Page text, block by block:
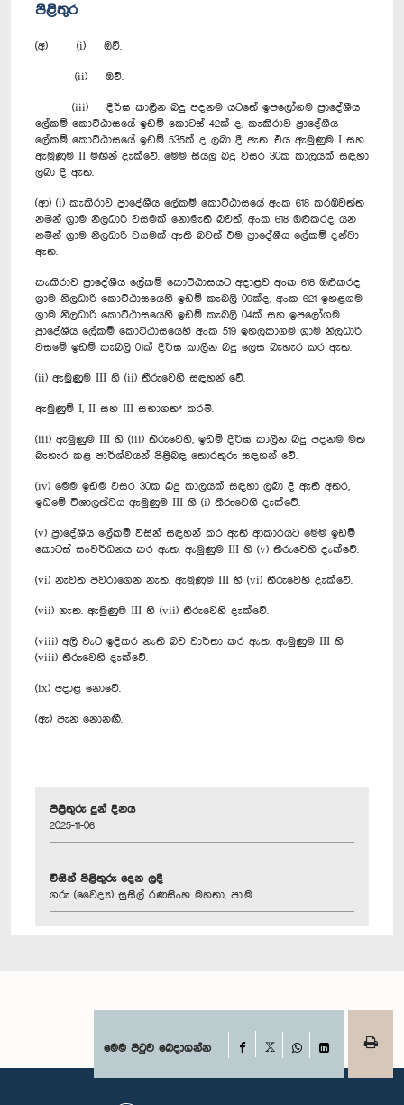
පිළිතුර
(අ) (i) ඔව්.
(ii) ඔව්.
(iii) දීර්ඝ කාලීන බදු පදනම යටතේ ඉපලෝගම ප්‍රාදේශීය
ලේකම් කොට්ඨාසයේ ඉඩම් කොටස් 42ක් ද, කැකිරාව ප්‍රාදේශීය
ලේකම් කොට්ඨාසයේ ඉඩම් 535ක් ද ලබා දී ඇත. එය ඇමුණුම I සහ
ඇමුණුම II මඟින් දැක්වේ. මෙම සියලු බදු වසර 30ක කාලයක් සඳහා
ලබා දී ඇත.
(ආ) (i) කැකිරාව ප්‍රාදේශීය ලේකම් කොට්ඨාසයේ අංක 618 කරඹවත්ත
නමින් ග්‍රාම නිලධාරි වසමක් නොමැති බවත්, අංක 618 ඔළුකරද යන
නමින් ග්‍රාම නිලධාරි ‍වසමක් ඇති බවත් එම ප්‍රාදේශීය ලේකම් දන්වා
ඇත.
කැකිරාව ප්‍රාදේශීය ලේකම් කොට්ඨාසයට අදාළව අංක 618 ඔළුකරද
ග්‍රාම නිලධාරි කොට්ඨාසයෙහි ඉඩම් කැබලි 09ක්ද, අංක 621 ඉහළගම
ග්‍රාම නිලධාරි කොට්ඨාසයෙහි ඉඩම් කැබලි 04ක් සහ ඉපලෝගම
ප්‍රාදේශීය ලේකම් කොට්ඨාසයෙහි අංක 519 ඉහලකාගම ග්‍රාම නිලධාරි
වසමේ ඉඩම් කැබලි 01ක් දීර්ඝ කාලීන බදු ලෙස බැහැර කර ඇත.
(ii) ඇමුණුම III හි (ii) තීරුවෙහි සඳහන් වේ.
ඇමුණුම් I, II සහ III සභාගත* කරමි.
(iii) ඇමුණුම III හි (iii) තීරුවෙහි, ඉඩම් දීර්ඝ කාලීන බදු පදනම මත
බැහැර කළ පාර්ශ්වයන් පිළිබඳ තොරතුරු සඳහන් වේ.
(iv) මෙම ඉඩම වසර 30ක බදු කාලයක් සඳහා ලබා දී ඇති අතර,
ඉඩමේ විශාලත්වය ඇමුණුම III හි (i) තීරුවෙහි දැක්වේ.
(v) ප්‍රාදේශීය ලේකම් විසින් සඳහන් කර ඇති ආකාරයට මෙම ඉඩම්
කොටස් සංවර්ධනය කර ඇත. ඇමුණුම III හි (v) තීරුවෙහි දැක්වේ.
(vi) නැවත පවරාගෙන නැත. ඇමුණුම III හි (vi) තීරුවෙහි දැක්වේ.
(vii) නැත. ඇමුණුම III හි (vii) තීරුවෙහි දැක්වේ.
(viii) අලි වැට ඉදිකර නැති බව වාර්තා කර ඇත. ඇමුණුම III හි
(viii) තීරුවෙහි දැක්වේ.
(ix) අදාළ නොවේ.
(ඇ) පැන නොනඟී.
පිළිතුරු දුන් දිනය
2025-11-06
විසින් පිළිතුරු දෙන ලදී
ගරු (වෛද්‍ය) සුසිල් රණසිංහ මහතා, පා.ම.
මෙම පිටුව බෙදාගන්න Facebook
WhatsAppLinkedIn